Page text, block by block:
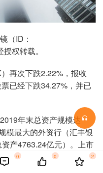
（ID：
权转载。
再次下跌2.22%，报收
已经下跌34.27%，并已
年末总资产规模达
模最大的外资行（汇丰银
产4763.24亿元）。上市
的股票之一，因为长期按
：即便独自拉扯孩子的寡
0 0 2